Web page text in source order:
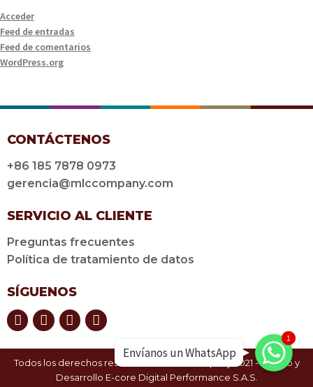
Acceder
Feed de entradas
Feed de comentarios
WordPress.org
CONTÁCTENOS
+86 185 7878 0973
gerencia@mlccompany.com
SERVICIO AL CLIENTE
Preguntas frecuentes
Política de tratamiento de datos
SÍGUENOS
Todos los derechos reservados ©MLC Company 2021 - Diseño y
Desarrollo E-core Digital Performance S.A.S.
Envíanos un WhatsApp
1
Envíanos un WhatsApp